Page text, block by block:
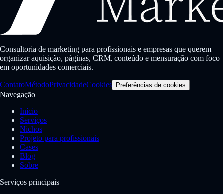
Consultoria de marketing para profissionais e empresas que querem
organizar aquisição, páginas, CRM, conteúdo e mensuração com foco
em oportunidades comerciais.
ContatoMétodoPrivacidadeCookies Preferências de cookies
Navegação
Início
Serviços
Nichos
Projeto para profissionais
Cases
Blog
Sobre
Serviços principais